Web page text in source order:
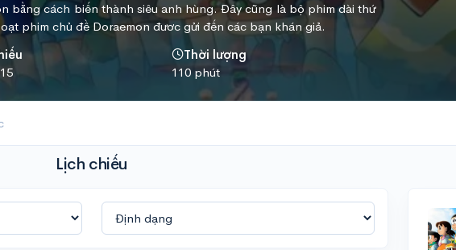
bằng cách biến thành siêu anh hùng. Đây cũng là bộ phim dài thứ
phim chủ đề Doraemon đươc gửi đến các bạn khán giả.
Thời lượng
110 phút
Lịch chiếu